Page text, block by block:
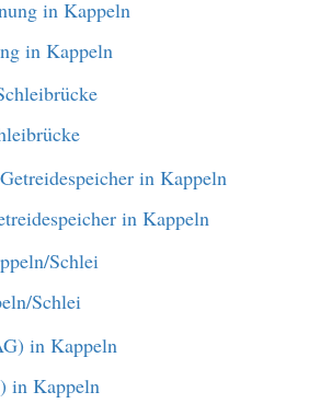
in Kappeln
in Kappeln
Schlei
in Kappeln